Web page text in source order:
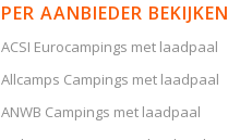
PER AANBIEDER BEKIJKEN
ACSI Eurocampings met laadpaal
Allcamps Campings met laadpaal
ANWB Campings met laadpaal